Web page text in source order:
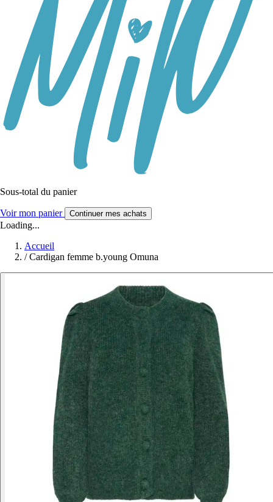
Sous-total du panier
Voir mon panier Continuer mes achats
Loading...
Accueil
/ Cardigan femme b.young Omuna